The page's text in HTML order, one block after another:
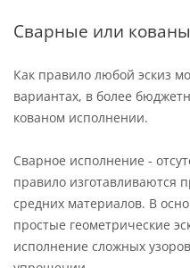
Сварные или
Как правило любой эскиз
вариантах, в более
кованом исполнении.
Сварное исполнение -
правило изготавливаются
средних материалов. В
простые геометрические
исполнение сложных